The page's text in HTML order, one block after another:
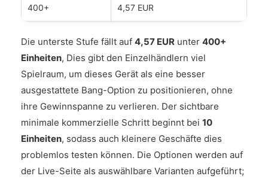
400+ 4,57 EUR
Die unterste Stufe fällt auf 4,57 EUR unter 400+
Einheiten, Dies gibt den Einzelhändlern viel
Spielraum, um dieses Gerät als eine besser
ausgestattete Bang-Option zu positionieren, ohne
ihre Gewinnspanne zu verlieren. Der sichtbare
minimale kommerzielle Schritt beginnt bei 10
Einheiten, sodass auch kleinere Geschäfte dies
problemlos testen können. Die Optionen werden auf
der Live-Seite als auswählbare Varianten aufgeführt;